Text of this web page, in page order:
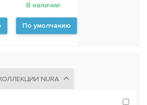
В наличии
По умолчанию
NURA